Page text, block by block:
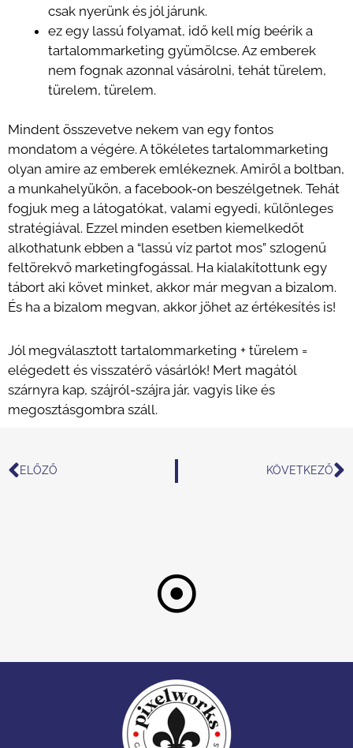
csak nyerünk és jól járunk.
ez egy lassú folyamat, idő kell míg beérik a
tartalommarketing gyümölcse. Az emberek
nem fognak azonnal vásárolni, tehát türelem,
türelem, türelem.
Mindent összevetve nekem van egy fontos
mondatom a végére. A tökéletes tartalommarketing
olyan amire az emberek emlékeznek. Amiről a boltban,
a munkahelyükön, a facebook-on beszélgetnek. Tehát
fogjuk meg a látogatókat, valami egyedi, különleges
stratégiával. Ezzel minden esetben kiemelkedőt
alkothatunk ebben a “lassú víz partot mos” szlogenű
feltörekvő marketingfogással. Ha kialakítottunk egy
tábort aki követ minket, akkor már megvan a bizalom.
És ha a bizalom megvan, akkor jöhet az értékesítés is!
Jól megválasztott tartalommarketing + türelem =
elégedett és visszatérő vásárlók! Mert magától
szárnyra kap, szájról-szájra jár, vagyis like és
megosztásgombra száll.
Előző
ELŐZŐ KÖVETKEZŐ